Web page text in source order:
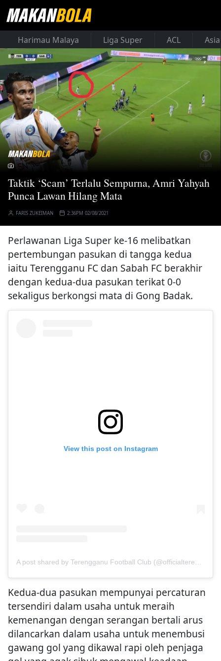
Harimau Malaya Liga Super ACL
Taktik ‘Scam’ Terlalu Sempurna, Amri Yahyah
Punca Lawan Hilang Mata
FARIS ZUKEIMAN 2:36PM 02/08/2021
Perlawanan Liga Super ke-16 melibatkan
pertembungan pasukan di tangga kedua
iaitu Terengganu FC dan Sabah FC berakhir
dengan kedua-dua pasukan terikat 0-0
sekaligus berkongsi mata di Gong Badak.
View this post on Instagram
A post shared by Terengganu Football Club️️ (@officialterengganufc)
Kedua-dua pasukan mempunyai percaturan
tersendiri dalam usaha untuk meraih
kemenangan dengan serangan bertali arus
dilancarkan dalam usaha untuk menembusi
gawang gol yang dikawal rapi oleh penjaga